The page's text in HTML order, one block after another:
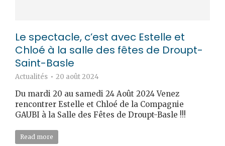
Le spectacle, c’est avec Estelle et
Chloé à la salle des fêtes de Droupt-
Saint-Basle
Actualités 20 août 2024
Du mardi 20 au samedi 24 Août 2024 Venez
rencontrer Estelle et Chloé de la Compagnie
GAUBI à la Salle des Fêtes de Droupt-Basle !!!
Read more